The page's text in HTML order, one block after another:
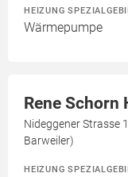
HEIZUNG
Wärmepumpe
Rene Schorn
Nideggener Strasse
Barweiler)
HEIZUNG